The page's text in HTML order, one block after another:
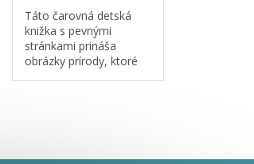
Táto čarovná detská
knižka s pevnými
stránkami prináša
obrázky prírody, ktoré